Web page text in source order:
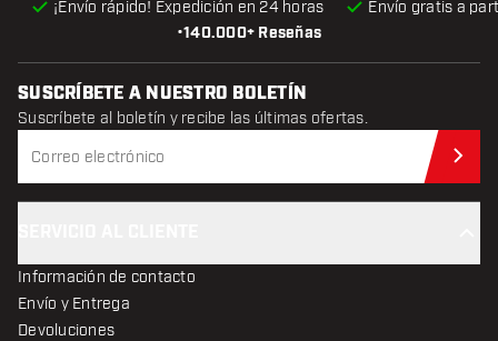
•140.000+ Reseñas
¡Envío rápido! Expedición en 24 horas Envío gratis a
SUSCRÍBETE A NUESTRO BOLETÍN
Suscríbete al boletín y recibe las últimas ofertas.
Información de contacto
Envío y Entrega
Devoluciones